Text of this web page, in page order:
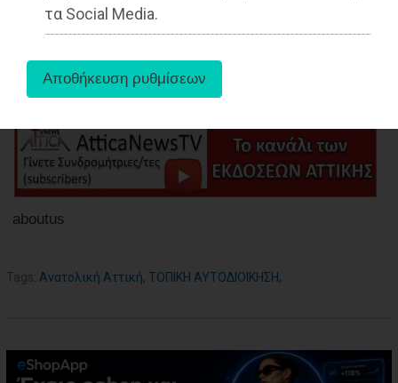
τα Social Media.
Από τo Dimotisnews
aboutus
Tags: Ανατολική Αττική, ΤΟΠΙΚΗ ΑΥΤΟΔΙΟΙΚΗΣΗ,